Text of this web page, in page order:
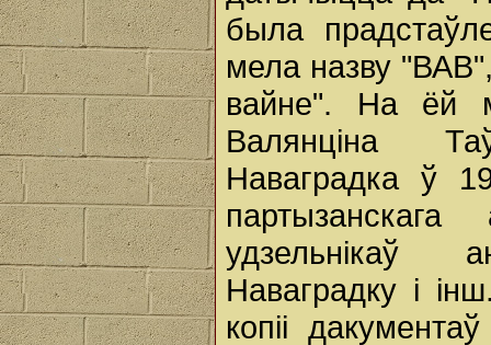
была
мела назву
вайне". На ёй
Валянціна
Наваградка ў
удзельнікаў
Наваградку і
копіі